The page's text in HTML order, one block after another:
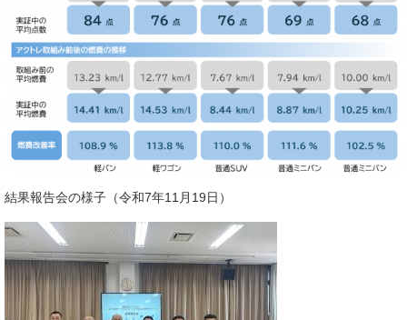
結果報告会の様子（令和7年11月19日）